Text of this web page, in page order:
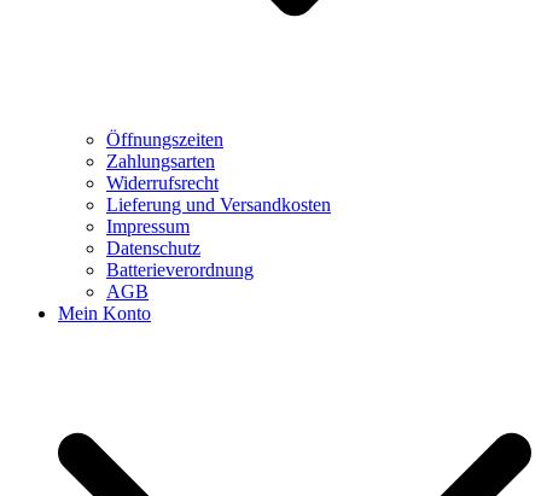
Öffnungszeiten
Zahlungsarten
Widerrufsrecht
Lieferung und Versandkosten
Impressum
Datenschutz
Batterieverordnung
AGB
Mein Konto